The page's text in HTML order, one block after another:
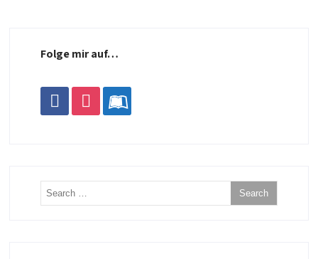
Folge mir auf…
facebookinstagramleanpub